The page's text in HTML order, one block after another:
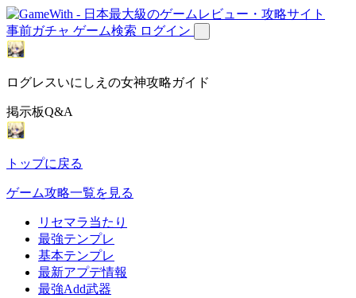
事前ガチャ ゲーム検索 ログイン
ログレスいにしえの女神攻略ガイド
掲示板Q&A
トップに戻る
ゲーム攻略一覧を見る
リセマラ当たり
最強テンプレ
基本テンプレ
最新アプデ情報
最強Add武器